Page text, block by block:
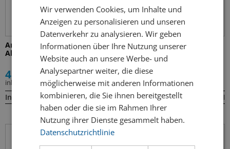
Amarone DOCG – Corte Giara
Allegrini
41.00
inkl. MWST
Inhalt: 75cl
Arancino Orange Wine
18.50
inkl. MWST
Inhalt: 75cl
FRENCH
Wir verwenden Cookies, um Inhalte und
Anzeigen zu personalisieren und unseren
Datenverkehr zu analysieren. Wir geben
Informationen über Ihre Nutzung unserer
Website auch an unsere Werbe- und
Analysepartner weiter, die diese
möglicherweise mit anderen Informationen
kombinieren, die Sie ihnen bereitgestellt
haben oder die sie im Rahmen Ihrer
Nutzung ihrer Dienste gesammelt haben.
Datenschutzrichtlinie